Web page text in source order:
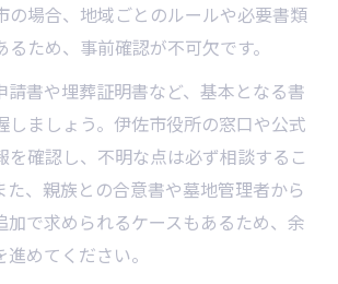
の場合、地域ごとのルールや必要書類
ため、事前確認が不可欠です。
請書や埋葬証明書など、基本となる書
しましょう。伊佐市役所の窓口や公式
を確認し、不明な点は必ず相談するこ
た、親族との合意書や墓地管理者から
加で求められるケースもあるため、余
めてください。